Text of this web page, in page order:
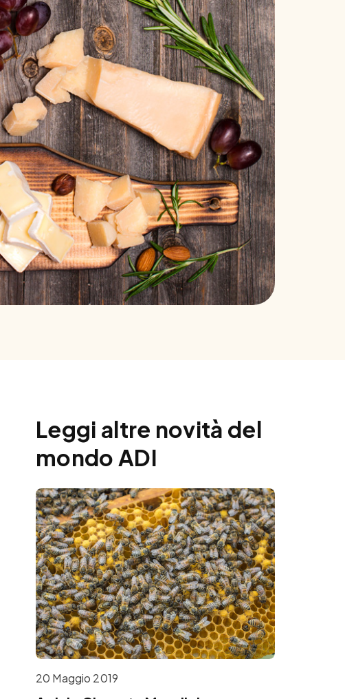
Leggi altre novità del
mondo ADI
20 Maggio 2019